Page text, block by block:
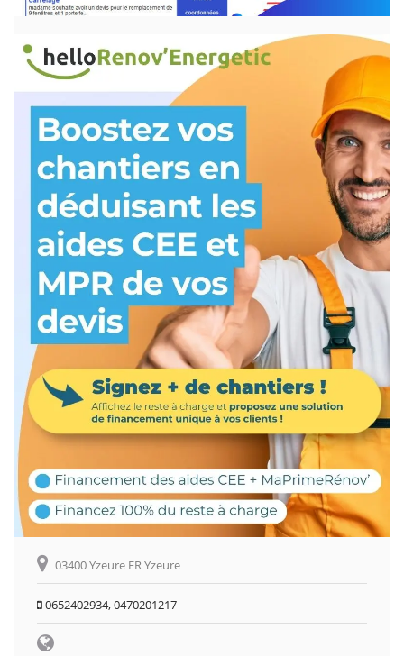
03400 Yzeure FR Yzeure
0652402934, 0470201217